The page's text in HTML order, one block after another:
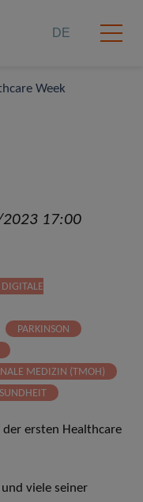
DE
Week
17:00
PARKINSON
MEDIZIN (TMOH)
der ersten Healthcare
viele seiner